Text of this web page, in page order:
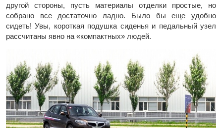
другой стороны, пусть материалы отделки простые, но
собрано все достаточно ладно. Было бы еще удобно
сидеть! Увы, короткая подушка сиденья и педальный узел
рассчитаны явно на «компактных» людей.